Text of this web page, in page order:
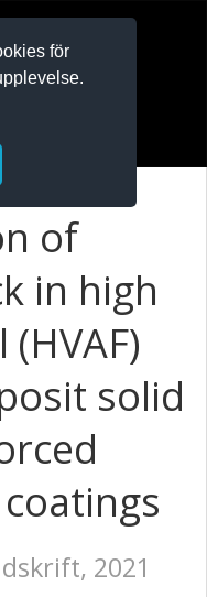
för
of
in high
solid
2021